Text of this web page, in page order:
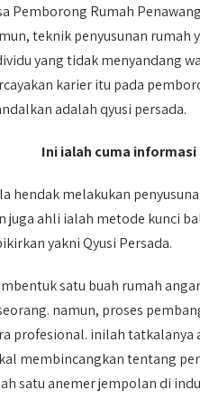
Pemborong Rumah
teknik penyusunan
yang tidak menyandang
karier itu pada
adalah qyusi persada.
Ini ialah cuma
hendak melakukan
juga ahli ialah metode kunci
yakni Qyusi Persada.
satu buah rumah
namun, proses
profesional. inilah
membincangkan tentang
satu anemer jempolan di